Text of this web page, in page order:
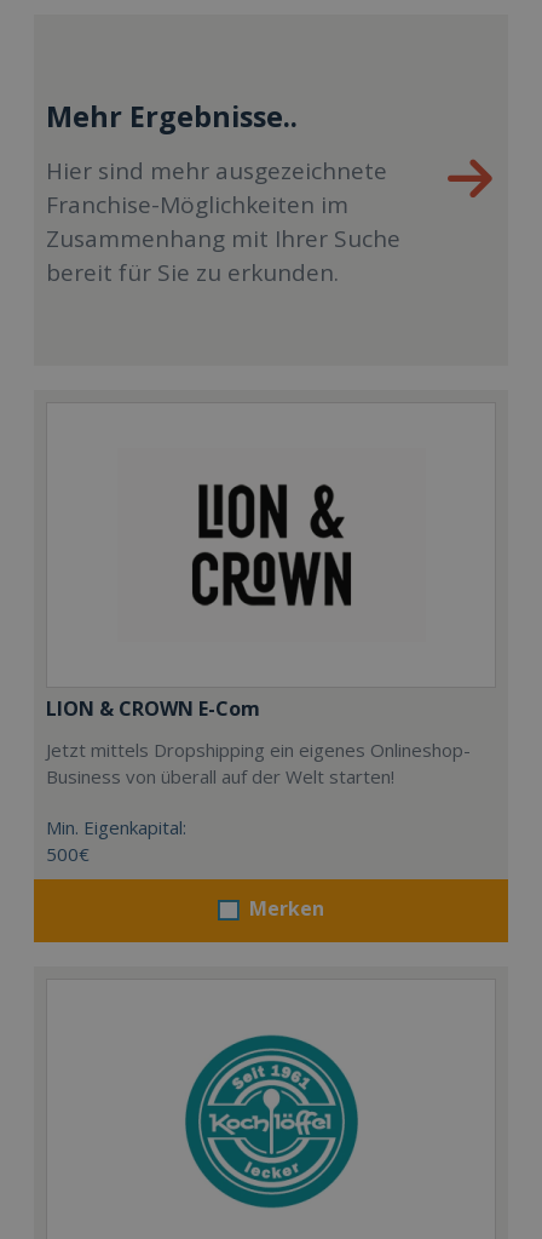
Mehr Ergebnisse..
Hier sind mehr ausgezeichnete
Franchise-Möglichkeiten im
Zusammenhang mit Ihrer Suche
bereit für Sie zu erkunden.
LION & CROWN E-Com
Jetzt mittels Dropshipping ein eigenes Onlineshop-
Business von überall auf der Welt starten!
Min. Eigenkapital:
500€
Merken